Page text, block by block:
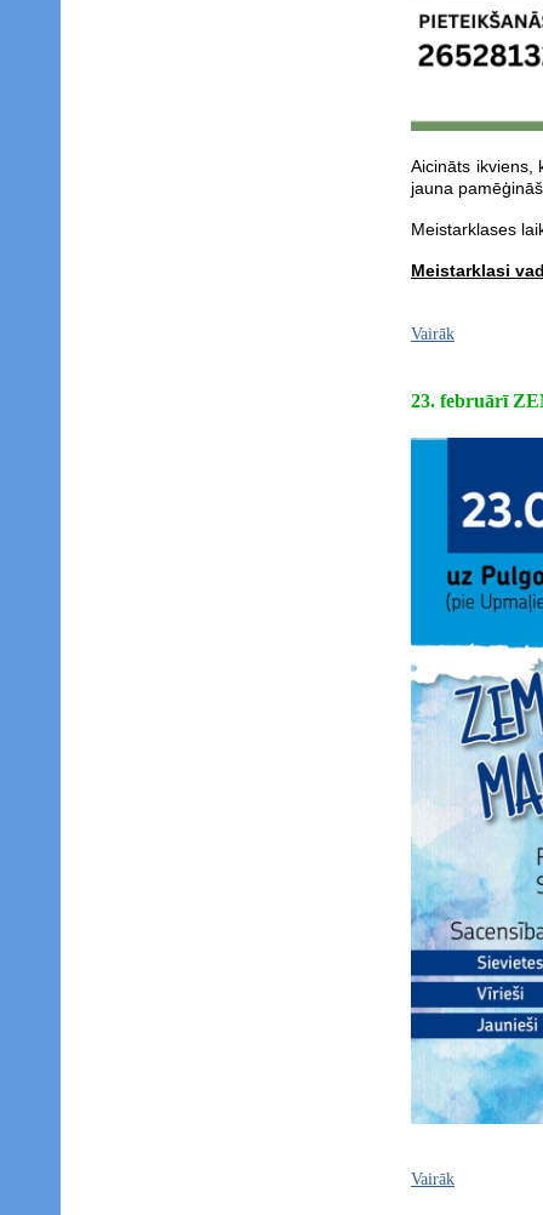
Aicināts ikviens,
jauna
Meistarklases
Meistarklasi
Vairāk
23. februārī
Vairāk